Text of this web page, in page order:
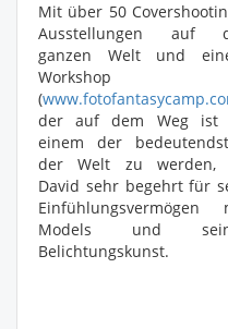
Mit über 50
Ausstellungen auf
ganzen Welt und
Workshop
(
der auf dem Weg ist
einem der
der Welt zu werden,
David sehr begehrt für
Einfühlungsvermögen
Models und
Belichtungskunst.